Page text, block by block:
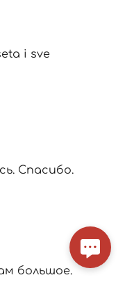
i sve
Спасибо.
большое.